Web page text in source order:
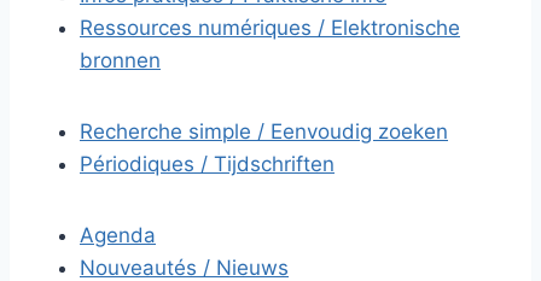
Ressources numériques / Elektronische
bronnen
Recherche simple / Eenvoudig zoeken
Périodiques / Tijdschriften
Agenda
Nouveautés / Nieuws